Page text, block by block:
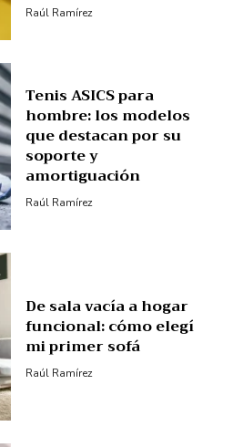
Raúl Ramírez
Tenis ASICS para
hombre: los modelos
que destacan por su
soporte y
amortiguación
Raúl Ramírez
De sala vacía a hogar
funcional: cómo elegí
mi primer sofá
Raúl Ramírez